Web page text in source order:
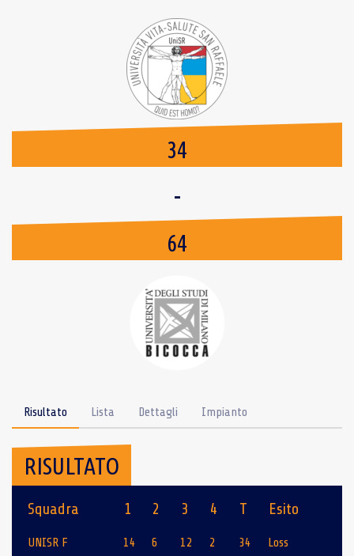
34
-
64
Risultato Lista Dettagli Impianto
RISULTATO
Squadra 1 2 3 4 T Esito
UNISR F 14 6 12 2 34
Loss